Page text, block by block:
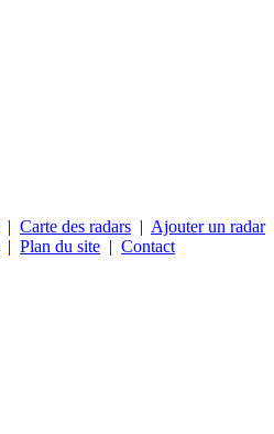
| Carte des radars | Ajouter un radar
| Plan du site | Contact